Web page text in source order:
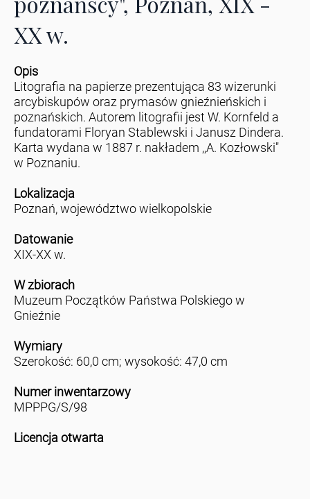
XX w.
Opis
Litografia na papierze prezentująca 83 wizerunki
arcybiskupów oraz prymasów gnieźnieńskich i
poznańskich. Autorem litografii jest W. Kornfeld a
fundatorami Floryan Stablewski i Janusz Dindera.
Karta wydana w 1887 r. nakładem ,,A. Kozłowski"
w Poznaniu.
Lokalizacja
Poznań, województwo wielkopolskie
Datowanie
XIX-XX w.
W zbiorach
Muzeum Początków Państwa Polskiego w
Gnieźnie
Wymiary
Szerokość: 60,0 cm; wysokość: 47,0 cm
Numer inwentarzowy
MPPPG/S/98
Licencja otwarta